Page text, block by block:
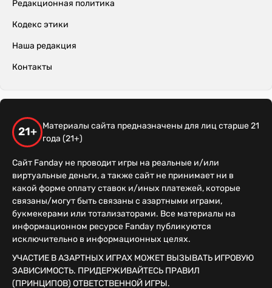
Редакционная политика
Кодекс этики
Наша редакция
Контакты
21+
Материалы сайта предназначены для лиц старше 21
года (21+)
Сайт Fanday не проводит игры на реальные и/или
виртуальные деньги, а также сайт не принимает ни в
какой форме оплату ставок и/иных платежей, которые
связаны/могут быть связаны с азартными играми,
букмекерами или тотализаторами. Все материалы на
информационном ресурсе Fanday публикуются
исключительно в информационных целях.
УЧАСТИЕ В АЗАРТНЫХ ИГРАХ МОЖЕТ ВЫЗЫВАТЬ ИГРОВУЮ
ЗАВИСИМОСТЬ. ПРИДЕРЖИВАЙТЕСЬ ПРАВИЛ
(ПРИНЦИПОВ) ОТВЕТСТВЕННОЙ ИГРЫ.